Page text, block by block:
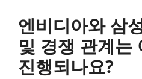
엔비디아와 삼
및 경쟁 관계는
진행되나요?